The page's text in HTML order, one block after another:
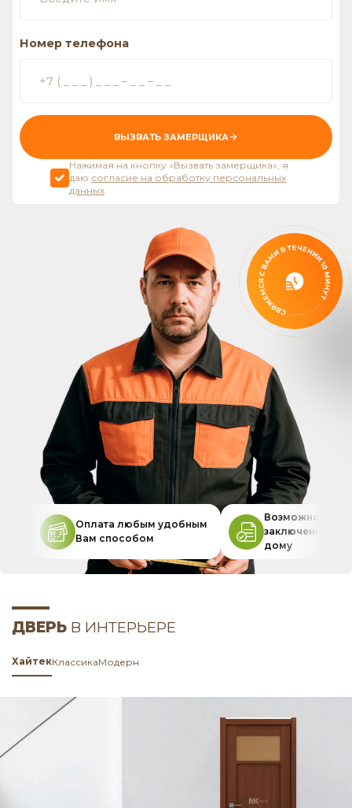
Номер телефона
ВЫЗВАТЬ ЗАМЕРЩИКА
Нажимая на кнопку «Вызвать замерщика», я
даю согласие на обработку персональных
данных
Оплата любым удобным
Вам способом
Возможность
заключения
дому
ДВЕРЬ В ИНТЕРЬЕРЕ
ХайтекКлассикаМодерн